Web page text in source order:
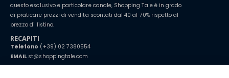
questo esclusivo e particolare canale, Shopping Tale è in grado
di praticare prezzi di vendita scontati dal 40 al 70% rispetto al
prezzo di listino.
RECAPITI
Telefono (+39) 02 7380554
EMAILst@shoppingtale.com
Starting this year, we decided to provide our customers withfake